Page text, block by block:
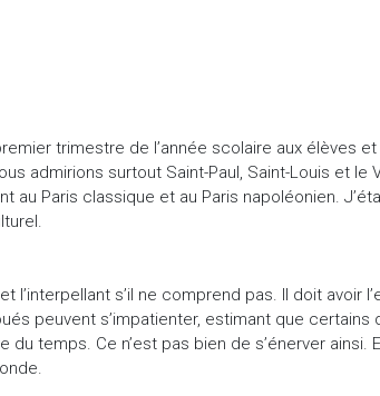
trimestre de l’année scolaire aux élèves et
admirions surtout Saint-Paul, Saint-Louis et le
Paris classique et au Paris napoléonien.
s’il ne comprend pas. Il doit avoir
peuvent s’impatienter, estimant que certains
temps. Ce n’est pas bien de s’énerver ainsi.